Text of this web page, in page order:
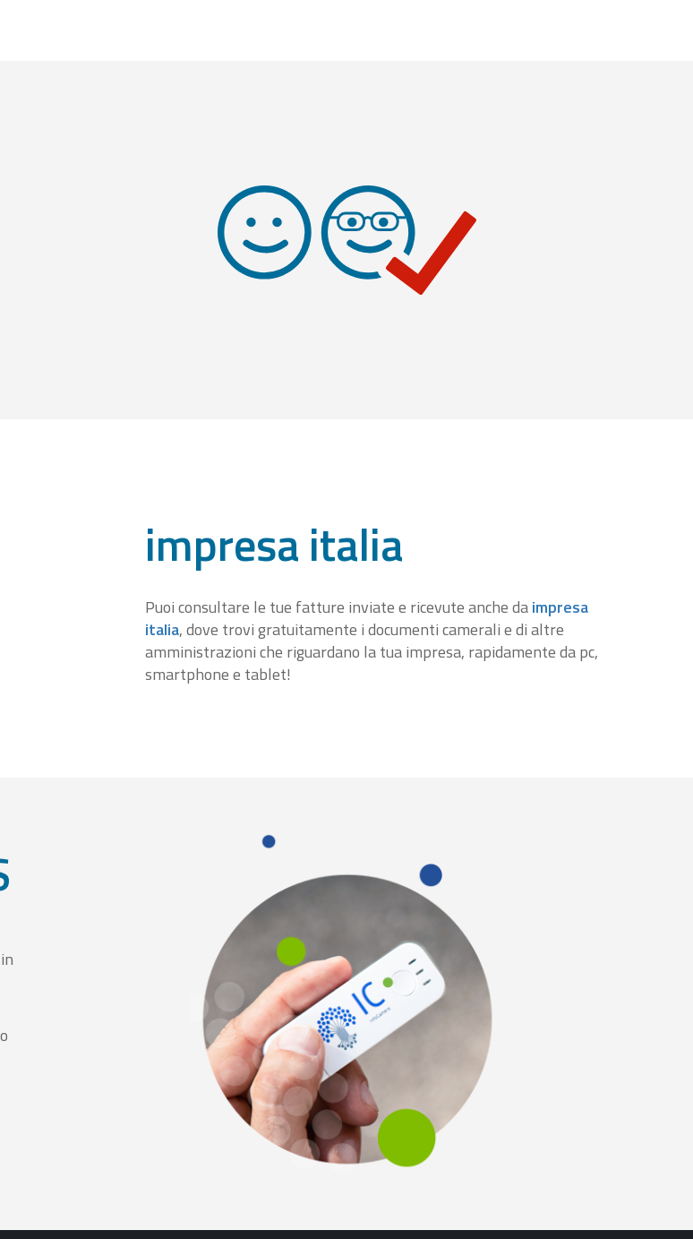
impresa italia
Puoi consultare le tue fatture inviate e ricevute anche daimpresa
italia, dove trovi gratuitamente i documenti camerali e di altre
amministrazioni che riguardano la tua impresa, rapidamente da pc,
smartphone e tablet!